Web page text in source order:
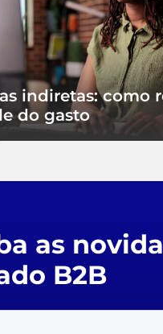
indiretas: como
do gasto
as
B2B